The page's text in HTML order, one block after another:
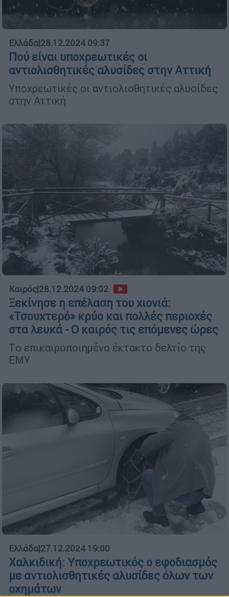
Ελλάδα|28.12.2024 09:37
Πού είναι υποχρεωτικές οι
αντιολισθητικές αλυσίδες στην Αττική
Υποχρεωτικές οι αντιολισθητικές αλυσίδες
στην Αττική
Καιρός|28.12.2024 09:02
Ξεκίνησε η επέλαση του χιονιά:
«Τσουχτερό» κρύο και πολλές περιοχές
στα λευκά - Ο καιρός τις επόμενες ώρες
Tο επικαιροποιημένο έκτακτο δελτίο της
ΕΜΥ
Ελλάδα|27.12.2024 19:00
Χαλκιδική: Υποχρεωτικός ο εφοδιασμός
με αντιολισθητικές αλυσίδες όλων των
οχημάτων